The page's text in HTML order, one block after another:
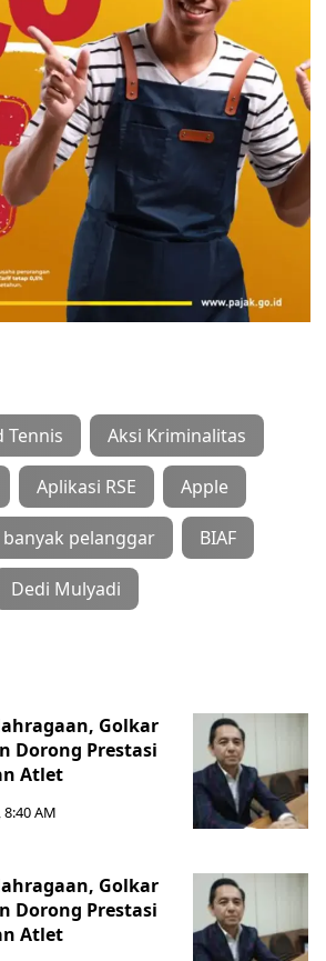
Tennis Aksi Kriminalitas
Aplikasi RSE Apple
banyak pelanggar BIAF
Dedi Mulyadi
Golkar
Dorong Prestasi
Atlet
AM
Golkar
Dorong Prestasi
Atlet